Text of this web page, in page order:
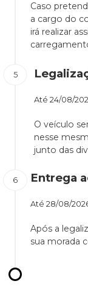
Caso
a cargo do
irá realizar
Até 24/08/
O veículo
nesse
junto das
Entrega
Até 28/08/
Após a
sua morada